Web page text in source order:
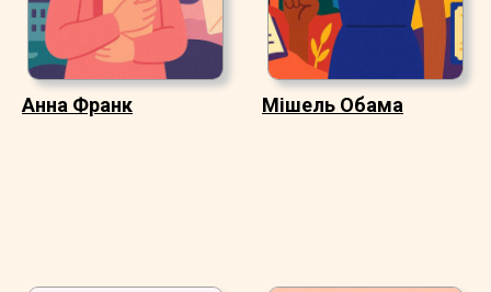
Анна Франк Мішель Обама